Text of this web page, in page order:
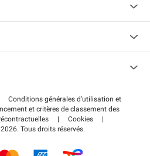
Conditions générales d'utilisation et
et critères de classement des
| Cookies
|
Tous droits réservés.